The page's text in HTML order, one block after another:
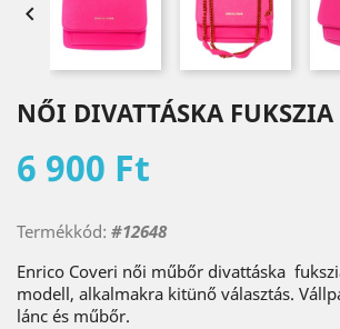

NŐI DIVATTÁSKA
6 900 Ft
Termékkód: #12648
Enrico Coveri női műbőr divattáska
modell, alkalmakra kitünő választás.
lánc és műbőr.